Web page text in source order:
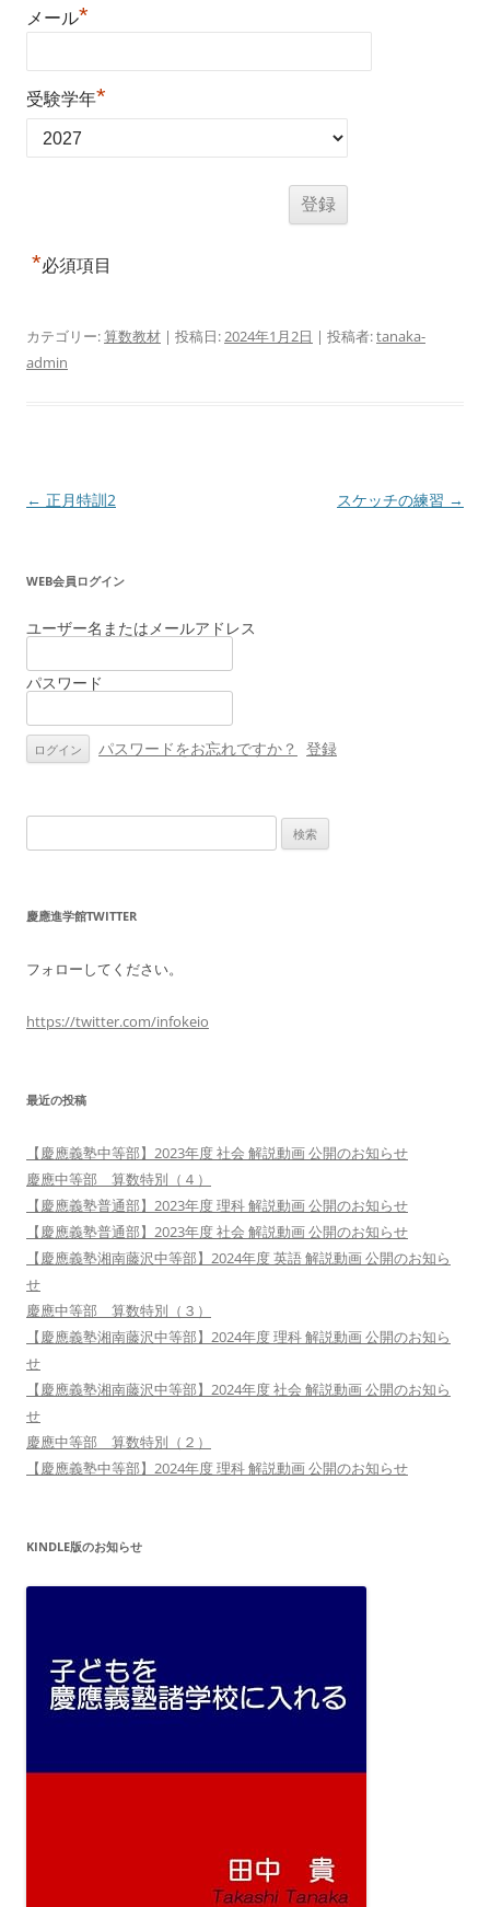
メール*
受験学年*
*必須項目
カテゴリー:算数教材 | 投稿日:2024年1月2日 | 投稿者:tanaka-
admin
投
ビ
ゲ
シ
ン
← 正月特訓2 スケッチの練習 →
WEB会員ログイン
ユーザー名またはメールアドレス
パスワード
パスワードをお忘れですか？ 登録
索:
慶應進学館TWITTER
フォローしてください。
https://twitter.com/infokeio
最近の投稿
【慶應義塾中等部】2023年度 社会 解説動画 公開のお知らせ
慶應中等部 算数特別（４）
【慶應義塾普通部】2023年度 理科 解説動画 公開のお知らせ
【慶應義塾普通部】2023年度 社会 解説動画 公開のお知らせ
【慶應義塾湘南藤沢中等部】2024年度 英語 解説動画 公開のお知ら
せ
慶應中等部 算数特別（３）
【慶應義塾湘南藤沢中等部】2024年度 理科 解説動画 公開のお知ら
せ
【慶應義塾湘南藤沢中等部】2024年度 社会 解説動画 公開のお知ら
せ
慶應中等部 算数特別（２）
【慶應義塾中等部】2024年度 理科 解説動画 公開のお知らせ
KINDLE版のお知らせ